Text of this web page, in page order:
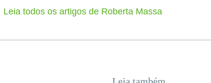
Leia todos os artigos de Roberta Massa